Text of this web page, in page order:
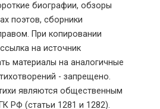
биографии, обзоры
поэтов, сборники
При копировании
на источник
материалы на аналогичные
- запрещено.
являются общественным
РФ (статьи 1281 и 1282).